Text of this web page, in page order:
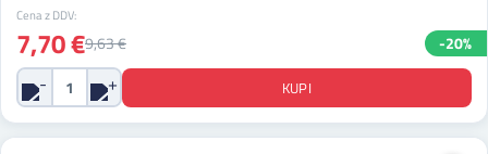
Cena z DDV:
7,70 €9,63 € -20%